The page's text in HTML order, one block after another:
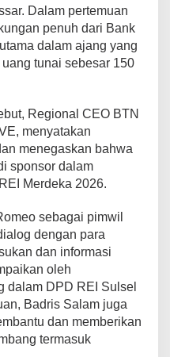
Dalam pertemuan
penuh dari Bank
dalam ajang yang
tunai sebesar 150
Regional CEO BTN
menyatakan
menegaskan bahwa
sponsor dalam
Merdeka 2026.
sebagai pimwil
dengan para
dan informasi
oleh
dalam DPD REI Sulsel
Badris Salam juga
dan memberikan
termasuk